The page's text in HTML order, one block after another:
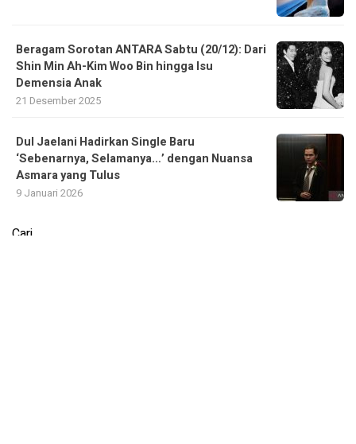
Beragam Sorotan ANTARA Sabtu (20/12): Dari
Shin Min Ah-Kim Woo Bin hingga Isu
Demensia Anak
21 Desember 2025
Dul Jaelani Hadirkan Single Baru
‘Sebenarnya, Selamanya…’ dengan Nuansa
Asmara yang Tulus
9 Januari 2026
Cari